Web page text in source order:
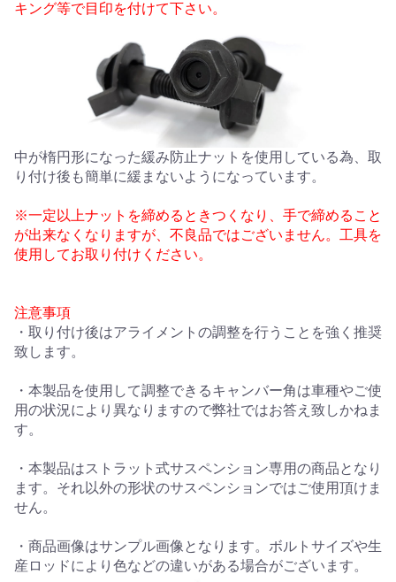
キング等で目印を付けて下さい。
中が楕円形になった緩み防止ナットを使用している為、取
り付け後も簡単に緩まないようになっています。
※一定以上ナットを締めるときつくなり、手で締めること
が出来なくなりますが、不良品ではございません。工具を
使用してお取り付けください。
注意事項
・取り付け後はアライメントの調整を行うことを強く推奨
致します。
・本製品を使用して調整できるキャンバー角は車種やご使
用の状況により異なりますので弊社ではお答え致しかねま
す。
・本製品はストラット式サスペンション専用の商品となり
ます。それ以外の形状のサスペンションではご使用頂けま
せん。
・商品画像はサンプル画像となります。ボルトサイズや生
産ロッドにより色などの違いがある場合がございます。